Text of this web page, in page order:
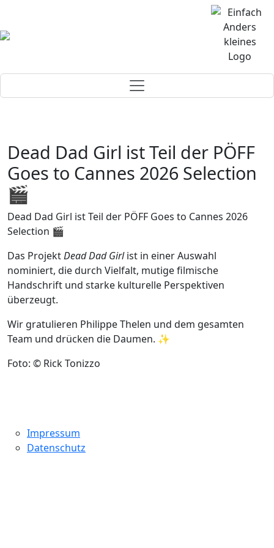
Dead Dad Girl ist Teil der PÖFF
Goes to Cannes 2026 Selection
🎬
Dead Dad Girl ist Teil der PÖFF Goes to Cannes 2026
Selection 🎬
Das ProjektDead Dad Girlist in einer Auswahl
nominiert, die durch Vielfalt, mutige filmische
Handschrift und starke kulturelle Perspektiven
überzeugt.
Wir gratulieren Philippe Thelen und dem gesamten
Team und drücken die Daumen. ✨
Foto: © Rick Tonizzo
Impressum
Datenschutz